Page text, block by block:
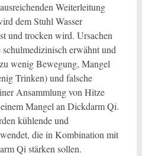
Weiterleitung
dem Stuhl Wasser
und trocken wird. Ursachen
erwähnt und
wenig Bewegung, Mangel
Trinken) und falsche
Ansammlung von Hitze
Mangel an Dickdarm Qi.
kühlende und
die in Kombination mit
Qi stärken sollen.